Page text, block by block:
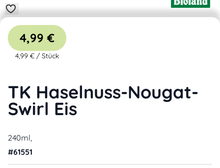
TK Haselnuss-Nougat-
Swirl Eis
240ml,
#61551
4,99 €
4,99 € / Stück